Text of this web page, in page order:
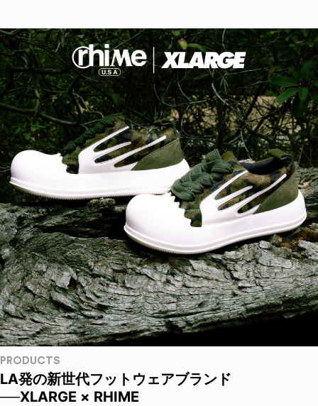
PRODUCTS
LA発の新世代フットウェアブランド
──XLARGE × RHIME